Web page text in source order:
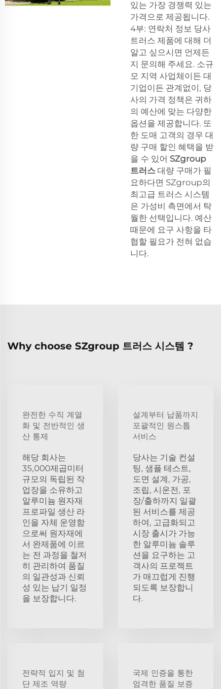
있는 가장 경쟁력 있는
가격으로 제공됩니다.
4부: 연락처 정보 당사
트러스 제품에 대해 더
알고 싶으시면 언제든
지 문의해 주세요. 소규
모 지역 사업체이든 대
기업이든 관계없이, 당
사의 가격 정책은 귀하
의 예산에 맞는 다양한
옵션을 제공합니다. 또
한 도매 고객의 경우 대
량 구매 할인 혜택을 받
을 수 있어 SZgroup
트러스 대량 구매가 필
요하다면 SZgroup의
최고급 트러스 시스템
은 가성비 측면에서 탁
월한 선택입니다. 예산
때문에 요구 사항을 타
협할 필요가 전혀 없습
니다.
Why choose SZgroup 트러스 시스템 ?
완전한 수직 계열
화 및 전반적인 생
산 통제
해당 회사는
35,000제곱미터
규모의 독립된 작
업장을 소유하고
알루미늄 원자재
프로파일 생산 라
인을 자체 운영함
으로써 원자재에
서 완제품에 이르
는 전 과정을 철저
히 관리하여 품질
의 일관성과 신뢰
성 있는 납기 일정
을 보장합니다.
설계부터 납품까지
포괄적인 원스톱
서비스
당사는 기술 컨설
팅, 샘플 테스트,
도면 설계, 가공,
조립, 시운전, 포
장/출하까지 일괄
된 서비스를 제공
하여, 고급화되고
시장 출시가 가능
한 알루미늄 솔루
션을 요구하는 고
객사의 프로젝트
가 매끄럽게 진행
되도록 보장합니
다.
전략적 입지 및 첨
단 제조 역량
국제 인증을 통한
엄격한 품질 보증